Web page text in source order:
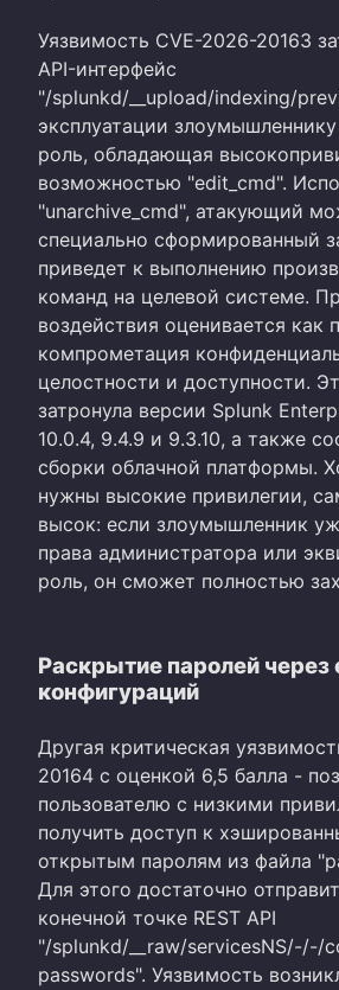
Уязвимость CVE-2026-20163
API-интерфейс
"/splunkd/__upload/indexing/
эксплуатации
роль, обладающая
возможностью "edit_cmd".
"unarchive_cmd", атакующий
специально сформированный
приведет к выполнению
команд на целевой системе.
воздействия оценивается как
компрометация
целостности и доступности.
затронула версии Splunk
10.0.4, 9.4.9 и 9.3.10, а также
сборки облачной платформы.
нужны высокие привилегии,
высок: если злоумышленник
права администратора или
роль, он сможет полностью
Раскрытие паролей
конфигураций
Другая критическая
20164 с оценкой 6,5 балла -
пользователю с низкими
получить доступ к
открытым паролям из файла
Для этого достаточно
конечной точке REST API
"/splunkd/__raw/servicesNS/-/-/
passwords". Уязвимость